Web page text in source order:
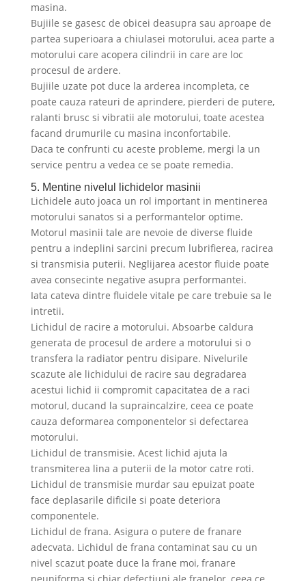
masina.
Bujiile se gasesc de obicei deasupra sau aproape de
partea superioara a chiulasei motorului, acea parte a
motorului care acopera cilindrii in care are loc
procesul de ardere.
Bujiile uzate pot duce la arderea incompleta, ce
poate cauza rateuri de aprindere, pierderi de putere,
ralanti brusc si vibratii ale motorului, toate acestea
facand drumurile cu masina inconfortabile.
Daca te confrunti cu aceste probleme, mergi la un
service pentru a vedea ce se poate remedia.
5. Mentine nivelul lichidelor masinii
Lichidele auto joaca un rol important in mentinerea
motorului sanatos si a performantelor optime.
Motorul masinii tale are nevoie de diverse fluide
pentru a indeplini sarcini precum lubrifierea, racirea
si transmisia puterii. Neglijarea acestor fluide poate
avea consecinte negative asupra performantei.
Iata cateva dintre fluidele vitale pe care trebuie sa le
intretii.
Lichidul de racire a motorului. Absoarbe caldura
generata de procesul de ardere a motorului si o
transfera la radiator pentru disipare. Nivelurile
scazute ale lichidului de racire sau degradarea
acestui lichid ii compromit capacitatea de a raci
motorul, ducand la supraincalzire, ceea ce poate
cauza deformarea componentelor si defectarea
motorului.
Lichidul de transmisie. Acest lichid ajuta la
transmiterea lina a puterii de la motor catre roti.
Lichidul de transmisie murdar sau epuizat poate
face deplasarile dificile si poate deteriora
componentele.
Lichidul de frana. Asigura o putere de franare
adecvata. Lichidul de frana contaminat sau cu un
nivel scazut poate duce la frane moi, franare